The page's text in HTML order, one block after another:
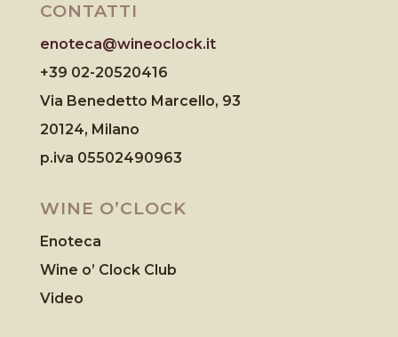
CONTATTI
enoteca@wineoclock.it
+39 02-20520416
Via Benedetto Marcello, 93
20124, Milano
p.iva 05502490963
WINE O’CLOCK
Enoteca
Wine o’ Clock Club
Video